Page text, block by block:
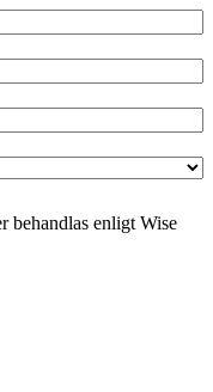
behandlas enligt Wise